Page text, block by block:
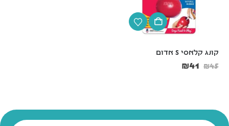
קונג קלאסי S אדום
₪45
₪41